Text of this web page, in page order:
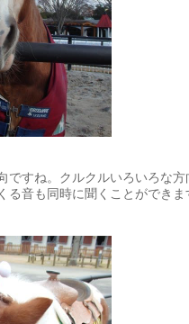
すね。クルクルいろいろな方
る音も同時に聞くことができま